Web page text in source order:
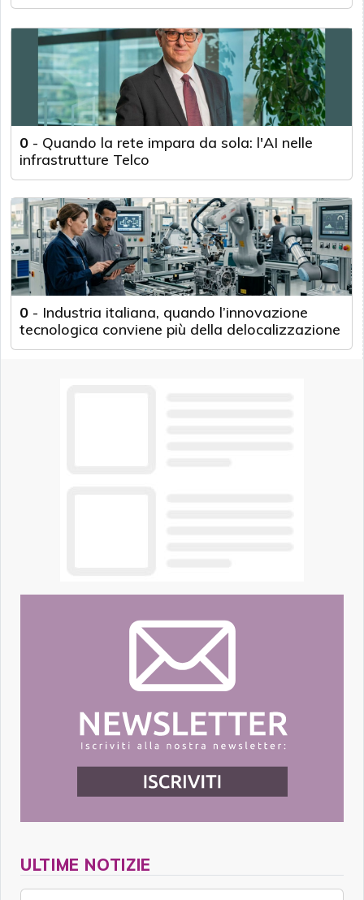
0 - Quando la rete impara da sola: l'AI nelle
infrastrutture Telco
0 - Industria italiana, quando l’innovazione
tecnologica conviene più della delocalizzazione
ULTIME NOTIZIE